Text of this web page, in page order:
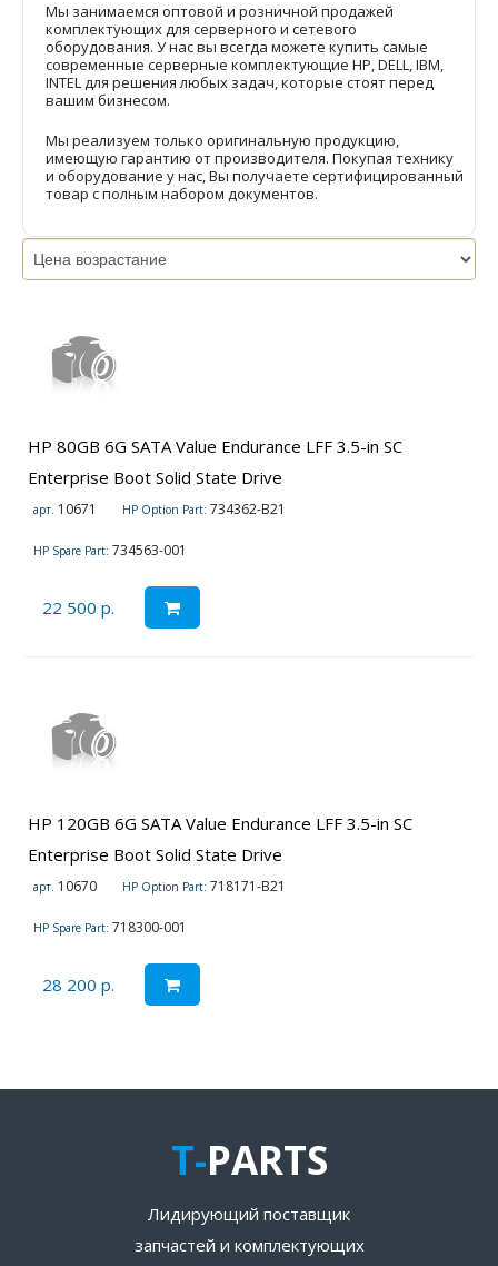
Мы занимаемся оптовой и розничной продажей
комплектующих для серверного и сетевого
оборудования. У нас вы всегда можете купить самые
современные серверные комплектующие HP, DELL, IBM,
INTEL для решения любых задач, которые стоят перед
вашим бизнесом.
Мы реализуем только оригинальную продукцию,
имеющую гарантию от производителя. Покупая технику
и оборудование у нас, Вы получаете сертифицированный
товар с полным набором документов.
HP 80GB 6G SATA Value Endurance LFF 3.5-in SC
Enterprise Boot Solid State Drive
арт. 10671 HP Option Part: 734362-B21
HP Spare Part: 734563-001
22 500 р.
HP 120GB 6G SATA Value Endurance LFF 3.5-in SC
Enterprise Boot Solid State Drive
арт. 10670 HP Option Part: 718171-B21
HP Spare Part: 718300-001
28 200 р.
T-PARTS
Лидирующий поставщик
запчастей и комплектующих